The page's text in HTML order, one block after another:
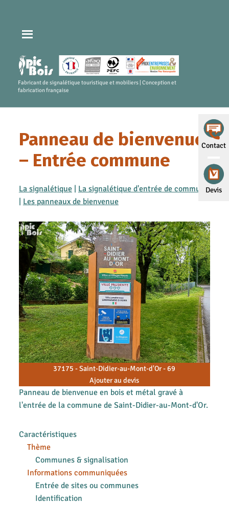
Contact
Devis
Fabricant de signalétique touristique et mobiliers | Conception et
fabrication française
Panneau de bienvenue
– Entrée commune
La signalétique| La signalétique d'entrée de commune
| Les panneaux de bienvenue
37175 - Saint-Didier-au-Mont-d'Or - 69
Ajouter au devis
Panneau de bienvenue en bois et métal gravé à
l'entrée de la commune de Saint-Didier-au-Mont-d'Or.
Caractéristiques
Thème
Communes & signalisation
Informations communiquées
Entrée de sites ou communes
Identification